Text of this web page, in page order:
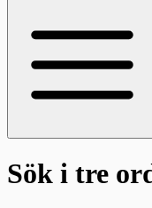
Sök i tre